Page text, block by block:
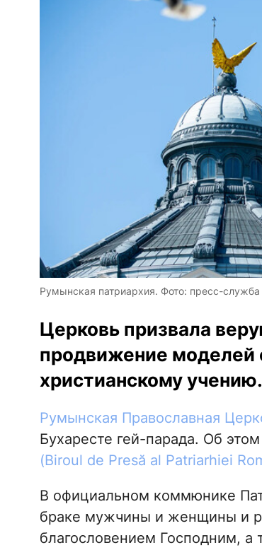
Румынская патриархия. Фото: пресс-
Церковь призвала
продвижение моделей
христианскому учению.
Румынская Православная
Бухаресте гей-парада. Об
(Biroul de Presă al Patriarhiei
В официальном коммюнике
браке мужчины и женщины и
благословением Господним,